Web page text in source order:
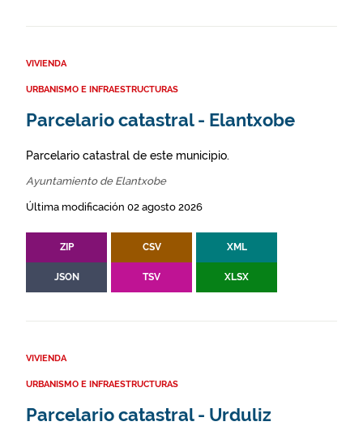
VIVIENDA
URBANISMO E INFRAESTRUCTURAS
Parcelario catastral - Elantxobe
Parcelario catastral de este municipio.
Ayuntamiento de Elantxobe
Última modificación 02 agosto 2026
ZIP CSV XML
JSON TSV XLSX
VIVIENDA
URBANISMO E INFRAESTRUCTURAS
Parcelario catastral - Urduliz